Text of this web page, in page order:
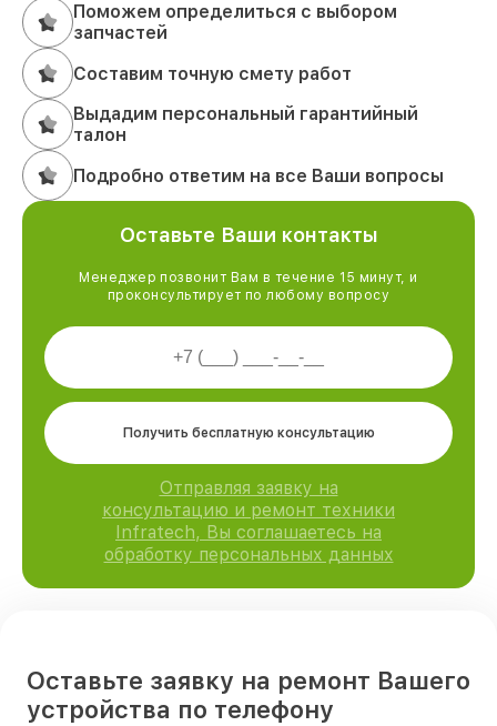
Поможем определиться с выбором
запчастей
Составим точную смету работ
Выдадим персональный гарантийный
талон
Подробно ответим на все Ваши вопросы
Оставьте Ваши контакты
Менеджер позвонит Вам в течение 15 минут, и
проконсультирует по любому вопросу
Получить бесплатную консультацию
Отправляя заявку на
консультацию и ремонт техники
Infratech, Вы соглашаетесь на
обработку персональных данных
Оставьте заявку на ремонт Вашего
устройства по телефону